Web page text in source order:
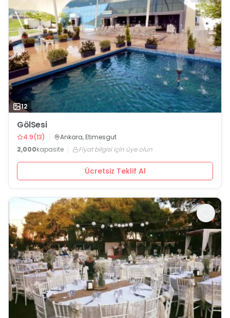
12
GölSesi
4.9(13)
Ankara, Etimesgut
2,000kapasite Fiyat bilgisi için üye olun
Ücretsiz Teklif Al